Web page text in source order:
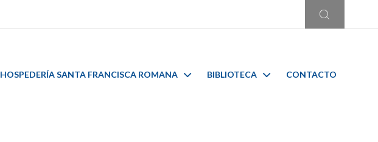
HOSPEDERÍA SANTA FRANCISCA ROMANA BIBLIOTECA CONTACTO